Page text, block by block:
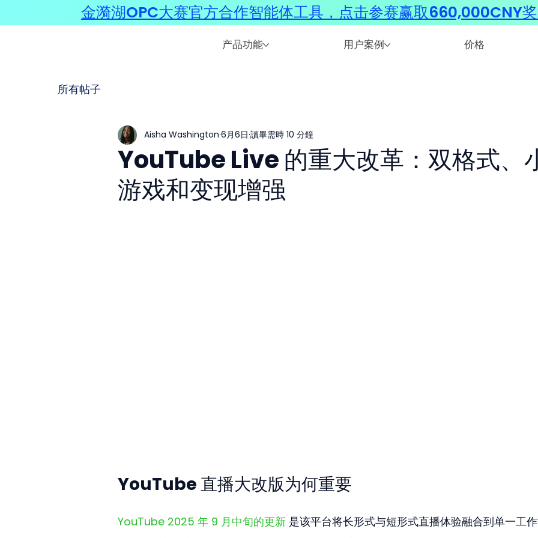
产品功能 用户案例 价格
所有帖子
YouTube Live 的重大改革：双格式、
游戏和变现增强
Aisha Washington 6月6日 讀畢需時 10 分鐘
YouTube 直播大改版为何重要
YouTube 2025 年 9 月中旬的更新 是该平台将长形式与短形式直播体验融合到单一工
金漪湖OPC大赛官方合作智能体工具，点击参赛赢取660,000CNY